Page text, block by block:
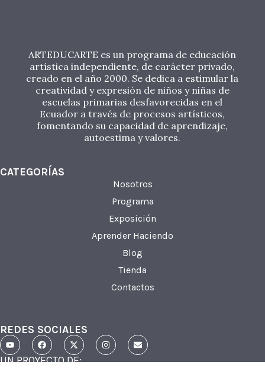
ARTEDUCARTE es un programa de educación
artística independiente, de carácter privado,
creado en el año 2000. Se dedica a estimular la
creatividad y expresión de niños y niñas de
escuelas primarias desfavorecidas en el
Ecuador a través de procesos artísticos,
fomentando su capacidad de aprendizaje,
autoestima y valores.
CATEGORÍAS
Nosotros
Programa
Exposición
Aprender Haciendo
Blog
Tienda
Contactos
REDES SOCIALES
UN PROYECTO DE: